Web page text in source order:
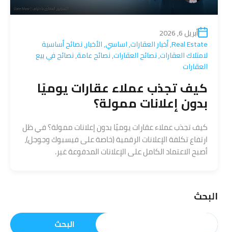
أبريل 6, 2026
Real Estate
,أخبار العقارات,اساسي,الأخبار,نصائح أساسية
لامتلاك العقارات,نصائح العقارات,نصائح عامة,نصائح في بيع
العقارات
كيف تجذب عملاء عقارات يوميًا
بدون إعلانات ممولة؟
كيف تجذب عملاء عقارات يوميًا بدون إعلانات ممولة؟ في ظل
ارتفاع تكلفة الإعلانات الرقمية (خاصة على فيسبوك وجوجل)،
أصبح الاعتماد الكامل على الإعلانات المدفوعة غير.
البحث
البحث